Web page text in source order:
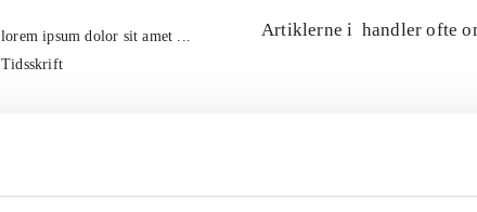
lorem ipsum dolor sit amet ...
Tidsskrift
Artiklerne i handler ofte